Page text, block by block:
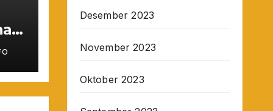
Desember 2023
November 2023
Oktober 2023